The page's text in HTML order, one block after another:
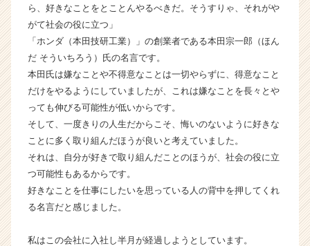
が
く
活
サ
イ
ト
チ
ア
キ
リ
ア
（C
e
ら、好きなことをとことんやるべきだ。そうすりゃ、それがや
がて社会の役に立つ」
「ホンダ（本田技研工業）」の創業者である本田宗一郎（ほん
だ そういちろう）氏の名言です。
本田氏は嫌なことや不得意なことは一切やらずに、得意なこと
だけをやるようにしていましたが、これは嫌なことを長々とや
っても伸びる可能性が低いからです。
そして、一度きりの人生だからこそ、悔いのないように好きな
ことに多く取り組んだほうが良いと考えていました。
それは、自分が好きで取り組んだことのほうが、社会の役に立
つ可能性もあるからです。
好きなことを仕事にしたいを思っている人の背中を押してくれ
る名言だと感じました。
私はこの会社に入社し半月が経過しようとしています。